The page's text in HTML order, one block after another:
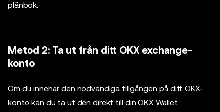
plånbok.
Metod 2: Ta ut från ditt OKX exchange-
konto
Om du innehar den nödvändiga tillgången på ditt OKX-
konto kan du ta ut den direkt till din OKX Wallet.